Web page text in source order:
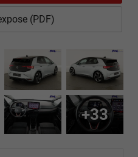
(PDF)
+33